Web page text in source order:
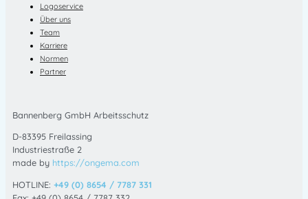
Logoservice
Über uns
Team
Karriere
Normen
Partner
Bannenberg GmbH Arbeitsschutz
D-83395 Freilassing
Industriestraße 2
made by https://ongema.com
HOTLINE: +49 (0) 8654 / 7787 331